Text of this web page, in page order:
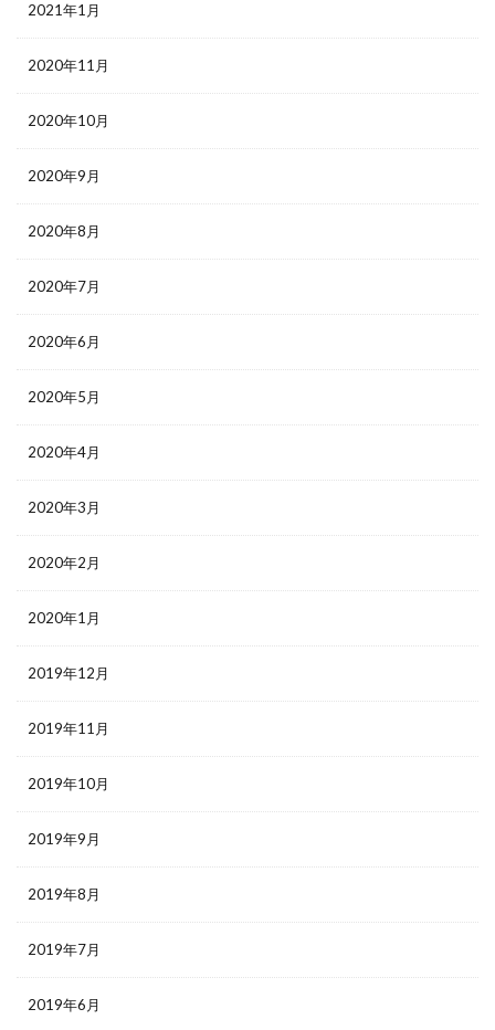
2021年1月
2020年11月
2020年10月
2020年9月
2020年8月
2020年7月
2020年6月
2020年5月
2020年4月
2020年3月
2020年2月
2020年1月
2019年12月
2019年11月
2019年10月
2019年9月
2019年8月
2019年7月
2019年6月